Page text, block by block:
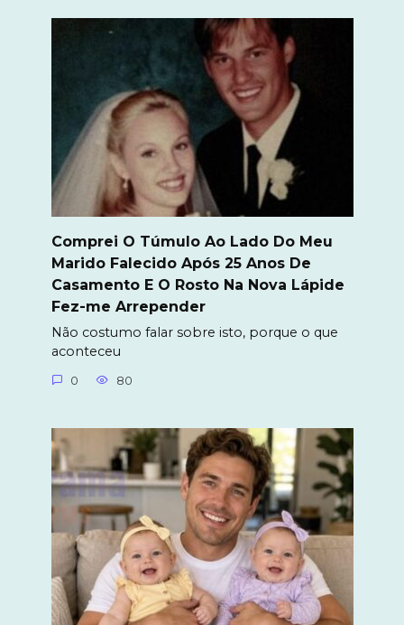
Comprei O Túmulo Ao Lado Do Meu
Marido Falecido Após 25 Anos De
Casamento E O Rosto Na Nova Lápide
Fez-me Arrepender
Não costumo falar sobre isto, porque o que
aconteceu
0 80